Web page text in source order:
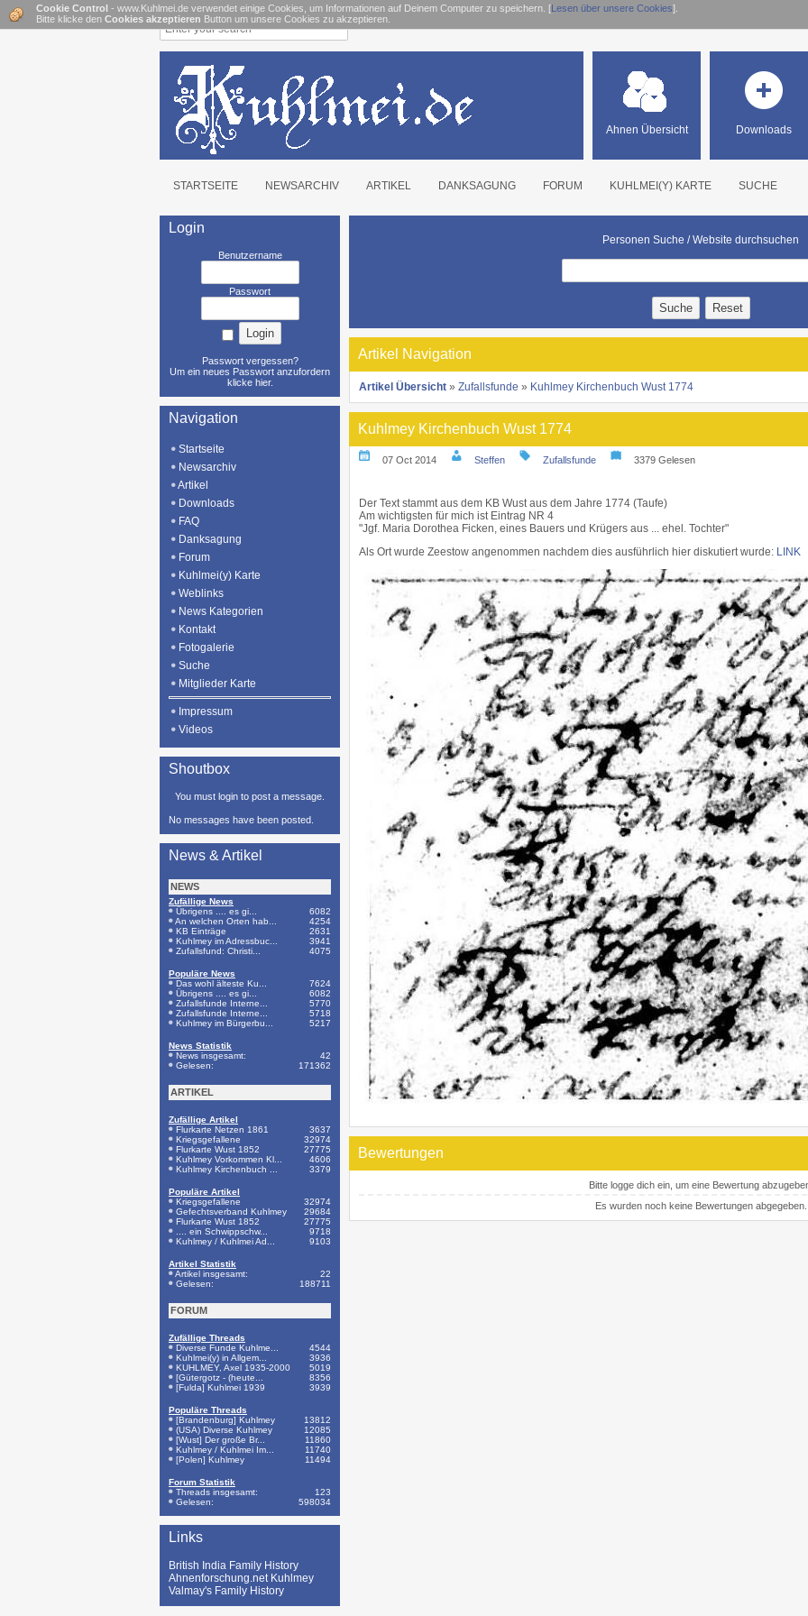
Downloads
Ahnen Übersicht
STARTSEITE NEWSARCHIV ARTIKEL DANKSAGUNG FORUM KUHLMEI(Y) KARTE SUCHE
Login
Benutzername
Passwort
Passwort vergessen?
Um ein neues Passwort anzufordern
klicke hier.
Navigation
Startseite
Newsarchiv
Artikel
Downloads
FAQ
Danksagung
Forum
Kuhlmei(y) Karte
Weblinks
News Kategorien
Kontakt
Fotogalerie
Suche
Mitglieder Karte
Impressum
Videos
Shoutbox
You must login to post a message.
No messages have been posted.
News & Artikel
NEWS
Zufällige News
Übrigens .... es gi...
6082
An welchen Orten hab...
4254
KB Einträge
2631
Kuhlmey im Adressbuc...
3941
Zufallsfund: Christi...
4075
Populäre News
Das wohl älteste Ku...
7624
Übrigens .... es gi...
6082
Zufallsfunde Interne...
5770
Zufallsfunde Interne...
5718
Kuhlmey im Bürgerbu...
5217
News Statistik
News insgesamt:
42
Gelesen:
171362
ARTIKEL
Zufällige Artikel
Flurkarte Netzen 1861
3637
Kriegsgefallene
32974
Flurkarte Wust 1852
27775
Kuhlmey Vorkommen Kl...
4606
Kuhlmey Kirchenbuch ...
3379
Populäre Artikel
Kriegsgefallene
32974
Gefechtsverband Kuhlmey
29684
Flurkarte Wust 1852
27775
.... ein Schwippschw...
9718
Kuhlmey / Kuhlmei Ad...
9103
Artikel Statistik
Artikel insgesamt:
22
Gelesen:
188711
FORUM
Zufällige Threads
Diverse Funde Kuhlme...
4544
Kuhlmei(y) in Allgem...
3936
KUHLMEY, Axel 1935-2000
5019
[Gütergotz - (heute...
8356
[Fulda] Kuhlmei 1939
3939
Populäre Threads
[Brandenburg] Kuhlmey
13812
(USA) Diverse Kuhlmey
12085
[Wust] Der große Br...
11860
Kuhlmey / Kuhlmei Im...
11740
[Polen] Kuhlmey
11494
Forum Statistik
Threads insgesamt:
123
Gelesen:
598034
Links
British India Family History
Ahnenforschung.net Kuhlmey
Valmay's Family History
Personen Suche / Website durchsuchen
Artikel Navigation
Artikel Übersicht » Zufallsfunde » Kuhlmey Kirchenbuch Wust 1774
Kuhlmey Kirchenbuch Wust 1774
07 Oct 2014 Steffen Zufallsfunde 3379 Gelesen
Der Text stammt aus dem KB Wust aus dem Jahre 1774 (Taufe)
Am wichtigsten für mich ist Eintrag NR 4
"Jgf. Maria Dorothea Ficken, eines Bauers und Krügers aus ... ehel. Tochter"
Als Ort wurde Zeestow angenommen nachdem dies ausführlich hier diskutiert wurde: LINK
Bewertungen
Bitte logge dich ein, um eine Bewertung
Es wurden noch keine Bewertungen abgegeben.
Cookie Control - www.Kuhlmei.de verwendet einige Cookies, um Informationen auf Deinem Computer zu speichern. [Lesen über unsere Cookies].
Bitte klicke den Cookies akzeptieren Button um unsere Cookies zu akzeptieren.